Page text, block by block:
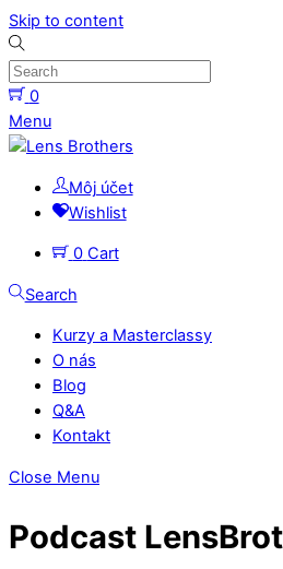
Skip to content
0
Menu
Môj účet
Wishlist
0 Cart
Search
Kurzy a Masterclassy
O nás
Blog
Q&A
Kontakt
Close Menu
Podcast